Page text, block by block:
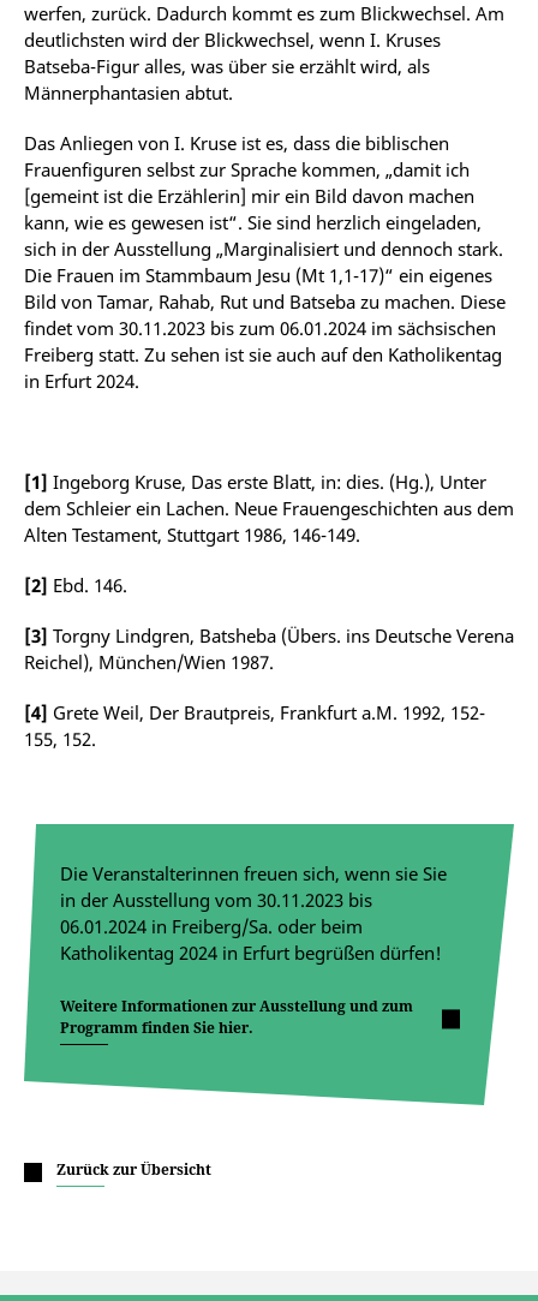
werfen, zurück. Dadurch kommt es zum Blickwechsel. Am
deutlichsten wird der Blickwechsel, wenn I. Kruses
Batseba-Figur alles, was über sie erzählt wird, als
Männerphantasien abtut.
Das Anliegen von I. Kruse ist es, dass die biblischen
Frauenfiguren selbst zur Sprache kommen, „damit ich
[gemeint ist die Erzählerin] mir ein Bild davon machen
kann, wie es gewesen ist“. Sie sind herzlich eingeladen,
sich in der Ausstellung „Marginalisiert und dennoch stark.
Die Frauen im Stammbaum Jesu (Mt 1,1-17)“ ein eigenes
Bild von Tamar, Rahab, Rut und Batseba zu machen. Diese
findet vom 30.11.2023 bis zum 06.01.2024 im sächsischen
Freiberg statt. Zu sehen ist sie auch auf den Katholikentag
in Erfurt 2024.
[1] Ingeborg Kruse, Das erste Blatt, in: dies. (Hg.), Unter
dem Schleier ein Lachen. Neue Frauengeschichten aus dem
Alten Testament, Stuttgart 1986, 146-149.
[2] Ebd. 146.
[3] Torgny Lindgren, Batsheba (Übers. ins Deutsche Verena
Reichel), München/Wien 1987.
[4] Grete Weil, Der Brautpreis, Frankfurt a.M. 1992, 152-
155, 152.
Die Veranstalterinnen freuen sich, wenn sie Sie
in der Ausstellung vom 30.11.2023 bis
06.01.2024 in Freiberg/Sa. oder beim
Katholikentag 2024 in Erfurt begrüßen dürfen!
Weitere Informationen zur Ausstellung und zum
Programm finden Sie hier.
Zurück zur Übersicht